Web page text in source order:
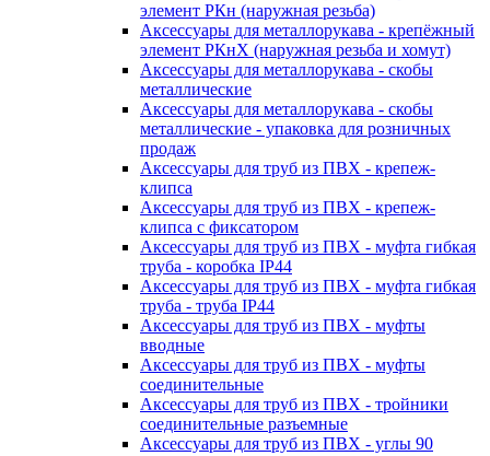
элемент РКн (наружная резьба)
Аксессуары для металлорукава - крепёжный
элемент РКнХ (наружная резьба и хомут)
Аксессуары для металлорукава - скобы
металлические
Аксессуары для металлорукава - скобы
металлические - упаковка для розничных
продаж
Аксессуары для труб из ПВХ - крепеж-
клипса
Аксессуары для труб из ПВХ - крепеж-
клипса с фиксатором
Аксессуары для труб из ПВХ - муфта гибкая
труба - коробка IP44
Аксессуары для труб из ПВХ - муфта гибкая
труба - труба IP44
Аксессуары для труб из ПВХ - муфты
вводные
Аксессуары для труб из ПВХ - муфты
соединительные
Аксессуары для труб из ПВХ - тройники
соединительные разъемные
Аксессуары для труб из ПВХ - углы 90